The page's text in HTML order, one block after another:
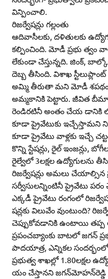
విన్పించాలి.
రిజర్వేషన్లు గల్లంతు
ఆదివాసీలకు, దళితులకు
కల్పించింది. మోడీ ప్రభు త్వం
లేకుండా చేస్తున్నది. జింక్‌,
దెబ్బ తీసింది. విశాఖ స్టీలుప్లాంట్‌
అమ్మి తీరుతా మని మోడీ శపథం
అమ్మకానికి పెట్టారు. జీవిత
రెండిరటినీ అంతం చేయ డానికి
కూడా ప్రైవేటుకు ఇచ్చేస్తామని
కూడా ప్రైవేటు వాళ్లకు ఇచ్చే
కొన్ని స్టేషన్లు, రైల్‌ ఇంజన్లు,
రైల్వేలో 3లక్షల ఉద్యోగులను
రిజర్వేషన్లు అమలు చేయాల్సిన
సర్వీసులన్నింటినీ ప్రైవేటు పరం
ఎక్కడీ ప్రైవేటు రంగంలో
షన్లకు విలువేం వుంటుంది?
చెప్పుకోవడానికి ఉంటాయి తప్ప
ప్రపంచబ్యాంకు బాటలో జగన్‌
పాదయాత్ర, ఎన్నికల
ప్రభుత్వ శాఖల్లో 1.80లక్షల
యం చేస్తానని జగన్‌మోహన్‌రెడ్డి